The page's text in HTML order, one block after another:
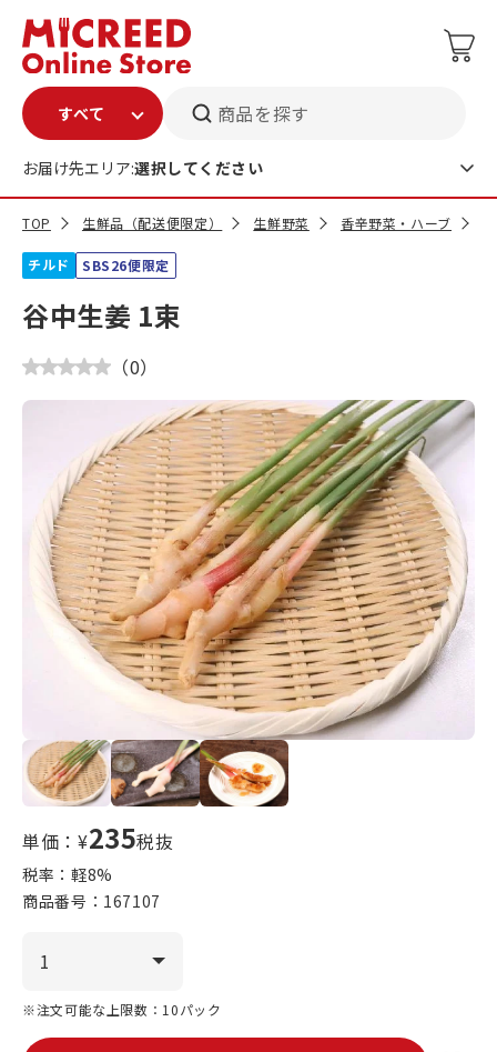
商品を探す
お届け先エリア:選択してください
TOP 生鮮品（配送便限定） 生鮮野菜 香辛野菜・ハーブ
チルド SBS26便限定
谷中生姜 1束
（0）
単価：¥235税抜
税率：軽8%
商品番号： 167107
※注文可能な上限数：10パック